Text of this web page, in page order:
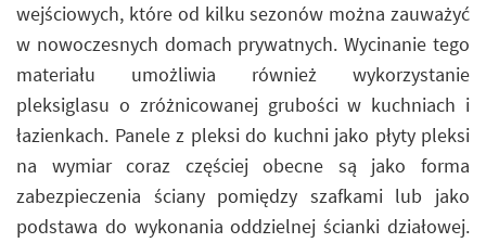
wejściowych, które od kilku sezonów można zauważyć
w nowoczesnych domach prywatnych. Wycinanie tego
materiału umożliwia również wykorzystanie
pleksiglasu o zróżnicowanej grubości w kuchniach i
łazienkach. Panele z pleksi do kuchni jako płyty pleksi
na wymiar coraz częściej obecne są jako forma
zabezpieczenia ściany pomiędzy szafkami lub jako
podstawa do wykonania oddzielnej ścianki działowej.